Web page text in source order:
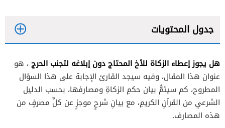
جدول المحتويات
هل يجوز إعطاء الزكاة للأخ المحتاج دون إبلاغه لتجنب الحرج، هو
عنوان هذا المقال، وفيه سيجد القارئ الإجابة على هذا السؤال
المطروح، كم سيتمُّ بيان حكمِ الزكاةِ ومصارفها، بحسب الدليل
الشرعي من القرآنِ الكريمِ، مع بيانِ شرحٍ موجزٍ عن كلِّ مصرفٍ من
هذه المصارف.